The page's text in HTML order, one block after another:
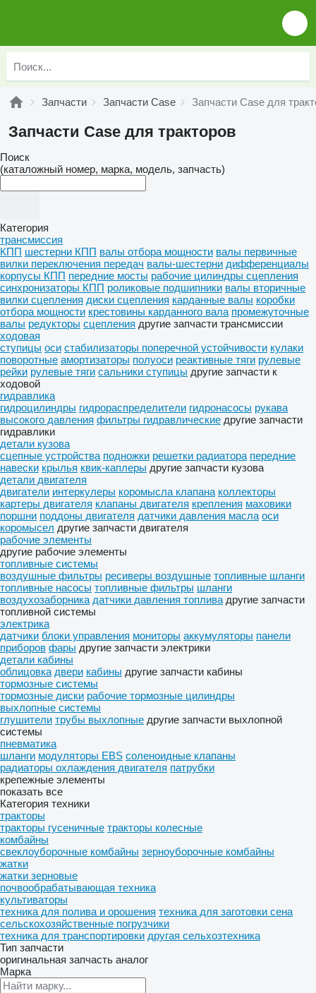
Запчасти Запчасти Case Запчасти Case для
Запчасти Case для тракторов
Поиск
(каталожный номер, марка, модель, запчасть)
Категория
трансмиссия
КПП шестерни КПП валы отбора мощности валы первичные
вилки переключения передач валы-шестерни дифференциалы
корпусы КПП передние мосты рабочие цилиндры сцепления
синхронизаторы КПП роликовые подшипники валы вторичные
вилки сцепления диски сцепления карданные валы коробки
отбора мощности крестовины карданного вала промежуточные
валы редукторы сцепления другие запчасти трансмиссии
ходовая
ступицы оси стабилизаторы поперечной устойчивости кулаки
поворотные амортизаторы полуоси реактивные тяги рулевые
рейки рулевые тяги сальники ступицы другие запчасти к
ходовой
гидравлика
гидроцилиндры гидрораспределители гидронасосы рукава
высокого давления фильтры гидравлические другие запчасти
гидравлики
детали кузова
сцепные устройства подножки решетки радиатора передние
навески крылья квик-каплеры другие запчасти кузова
детали двигателя
двигатели интеркулеры коромысла клапана коллекторы
картеры двигателя клапаны двигателя крепления маховики
поршни поддоны двигателя датчики давления масла оси
коромысел другие запчасти двигателя
рабочие элементы
другие рабочие элементы
топливные системы
воздушные фильтры ресиверы воздушные топливные шланги
топливные насосы топливные фильтры шланги
воздухозаборника датчики давления топлива другие запчасти
топливной системы
электрика
датчики блоки управления мониторы аккумуляторы панели
приборов фары другие запчасти электрики
детали кабины
облицовка двери кабины другие запчасти кабины
тормозные системы
тормозные диски рабочие тормозные цилиндры
выхлопные системы
глушители трубы выхлопные другие запчасти выхлопной
системы
пневматика
шланги модуляторы EBS соленоидные клапаны
радиаторы охлаждения двигателя патрубки
крепежные элементы
показать все
Категория техники
тракторы
тракторы гусеничные тракторы колесные
комбайны
свеклоуборочные комбайны зерноуборочные комбайны
жатки
жатки зерновые
почвообрабатывающая техника
культиваторы
техника для полива и орошения техника для заготовки сена
сельскохозяйственные погрузчики
техника для транспортировки другая сельхозтехника
Тип запчасти
оригинальная запчасть аналог
Марка